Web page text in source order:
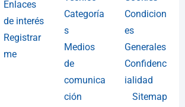
Enlaces
de interés
Registrar
me
Categoría
s
Medios
de
comunica
ción
Condicion
es
Generales
Confidenc
ialidad
Sitemap